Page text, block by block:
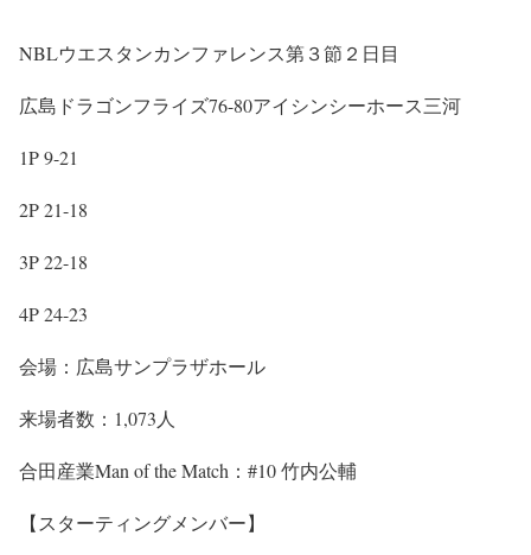
NBLウエスタンカンファレンス第３節２日目
広島ドラゴンフライズ76-80アイシンシーホース三河
1P 9-21
2P 21-18
3P 22-18
4P 24-23
会場：広島サンプラザホール
来場者数：1,073人
合田産業Man of the Match：#10 竹内公輔
【スターティングメンバー】